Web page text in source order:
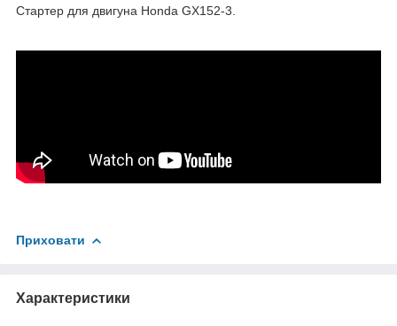
Стартер для двигуна Honda GX152-3.
Приховати
Характеристики